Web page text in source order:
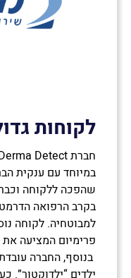
לקוחות
במיוחד עם ענקית
שהפכה ללקוחה
בקרב הרפואה
למבוטחיה. לקוחה
פרימיום המציעה
בנוסף, החברה
ילדים “ילדוקטור”.